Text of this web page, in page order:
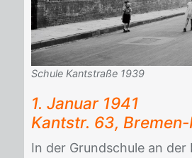
Schule Kantstraße 1939
1. Ja­nu­ar 1941
Kant­str. 63,
In der Grund­schu­le an der